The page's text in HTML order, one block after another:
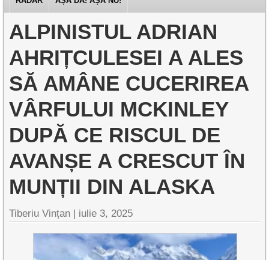
ALPINISTUL ADRIAN
AHRIȚCULESEI A ALES
SĂ AMÂNE CUCERIREA
VÂRFULUI MCKINLEY
DUPĂ CE RISCUL DE
AVANȘE A CRESCUT ÎN
MUNȚII DIN ALASKA
Tiberiu Vințan | iulie 3, 2025